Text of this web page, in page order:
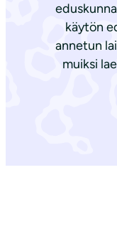
käytön
annetun
muiksi